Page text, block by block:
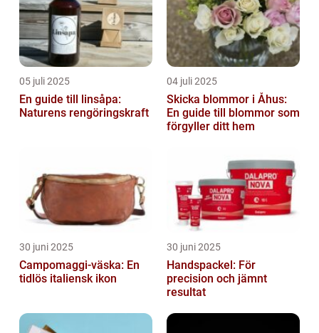
05 juli 2025
En guide till linsåpa:
Naturens rengöringskraft
04 juli 2025
Skicka blommor i Åhus:
En guide till blommor som
förgyller ditt hem
30 juni 2025
Campomaggi-väska: En
tidlös italiensk ikon
30 juni 2025
Handspackel: För
precision och jämnt
resultat